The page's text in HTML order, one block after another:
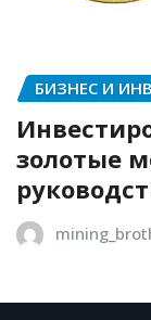
БИЗНЕС И
золотые